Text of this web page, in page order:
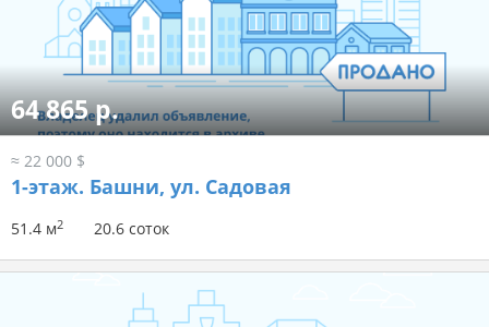
64 865 р.
≈ 22 000 $
1-этаж. Башни, ул. Садовая
51.4 м2 20.6 соток